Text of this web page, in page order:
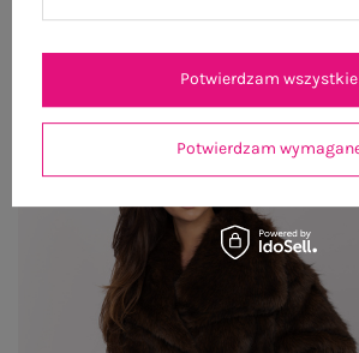
OSTATNIO
Potwierdzam
Potwierdzam wszystkie